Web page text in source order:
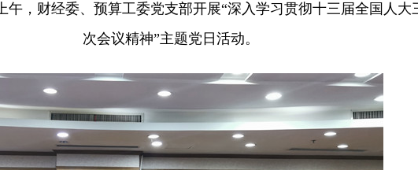
，财经委、预算工委党支部开展“深入学习贯彻十三届全国人大
次会议精神”主题党日活动。